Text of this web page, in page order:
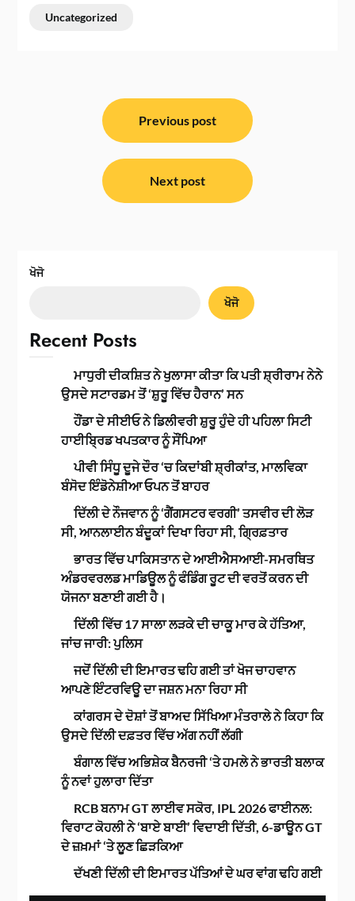
Uncategorized
Previous post
Next post
ਖੋਜੋ
ਖੋਜੋ
Recent Posts
ਮਾਧੁਰੀ ਦੀਕਸ਼ਿਤ ਨੇ ਖੁਲਾਸਾ ਕੀਤਾ ਕਿ ਪਤੀ ਸ਼੍ਰੀਰਾਮ ਨੇਨੇ
ਉਸਦੇ ਸਟਾਰਡਮ ਤੋਂ ‘ਸ਼ੁਰੂ ਵਿੱਚ ਹੈਰਾਨ’ ਸਨ
ਹੌਂਡਾ ਦੇ ਸੀਈਓ ਨੇ ਡਿਲੀਵਰੀ ਸ਼ੁਰੂ ਹੁੰਦੇ ਹੀ ਪਹਿਲਾ ਸਿਟੀ
ਹਾਈਬ੍ਰਿਡ ਖਪਤਕਾਰ ਨੂੰ ਸੌਂਪਿਆ
ਪੀਵੀ ਸਿੰਧੂ ਦੂਜੇ ਦੌਰ ‘ਚ ਕਿਦਾਂਬੀ ਸ਼੍ਰੀਕਾਂਤ, ਮਾਲਵਿਕਾ
ਬੰਸੋਦ ਇੰਡੋਨੇਸ਼ੀਆ ਓਪਨ ਤੋਂ ਬਾਹਰ
ਦਿੱਲੀ ਦੇ ਨੌਜਵਾਨ ਨੂੰ ‘ਗੈਂਗਸਟਰ ਵਰਗੀ’ ਤਸਵੀਰ ਦੀ ਲੋੜ
ਸੀ, ਆਨਲਾਈਨ ਬੰਦੂਕਾਂ ਦਿਖਾ ਰਿਹਾ ਸੀ, ਗ੍ਰਿਫ਼ਤਾਰ
ਭਾਰਤ ਵਿੱਚ ਪਾਕਿਸਤਾਨ ਦੇ ਆਈਐਸਆਈ-ਸਮਰਥਿਤ
ਅੰਡਰਵਰਲਡ ਮਾਡਿਊਲ ਨੂੰ ਫੰਡਿੰਗ ਰੂਟ ਦੀ ਵਰਤੋਂ ਕਰਨ ਦੀ
ਯੋਜਨਾ ਬਣਾਈ ਗਈ ਹੈ।
ਦਿੱਲੀ ਵਿੱਚ 17 ਸਾਲਾ ਲੜਕੇ ਦੀ ਚਾਕੂ ਮਾਰ ਕੇ ਹੱਤਿਆ,
ਜਾਂਚ ਜਾਰੀ: ਪੁਲਿਸ
ਜਦੋਂ ਦਿੱਲੀ ਦੀ ਇਮਾਰਤ ਢਹਿ ਗਈ ਤਾਂ ਖੋਜ ਚਾਹਵਾਨ
ਆਪਣੇ ਇੰਟਰਵਿਊ ਦਾ ਜਸ਼ਨ ਮਨਾ ਰਿਹਾ ਸੀ
ਕਾਂਗਰਸ ਦੇ ਦੋਸ਼ਾਂ ਤੋਂ ਬਾਅਦ ਸਿੱਖਿਆ ਮੰਤਰਾਲੇ ਨੇ ਕਿਹਾ ਕਿ
ਉਸਦੇ ਦਿੱਲੀ ਦਫ਼ਤਰ ਵਿੱਚ ਅੱਗ ਨਹੀਂ ਲੱਗੀ
ਬੰਗਾਲ ਵਿੱਚ ਅਭਿਸ਼ੇਕ ਬੈਨਰਜੀ ‘ਤੇ ਹਮਲੇ ਨੇ ਭਾਰਤੀ ਬਲਾਕ
ਨੂੰ ਨਵਾਂ ਹੁਲਾਰਾ ਦਿੱਤਾ
RCB ਬਨਾਮ GT ਲਾਈਵ ਸਕੋਰ, IPL 2026 ਫਾਈਨਲ:
ਵਿਰਾਟ ਕੋਹਲੀ ਨੇ ‘ਬਾਏ ਬਾਈ’ ਵਿਦਾਈ ਦਿੱਤੀ, 6-ਡਾਊਨ GT
ਦੇ ਜ਼ਖ਼ਮਾਂ ‘ਤੇ ਲੂਣ ਛਿੜਕਿਆ
ਦੱਖਣੀ ਦਿੱਲੀ ਦੀ ਇਮਾਰਤ ਪੱਤਿਆਂ ਦੇ ਘਰ ਵਾਂਗ ਢਹਿ ਗਈ